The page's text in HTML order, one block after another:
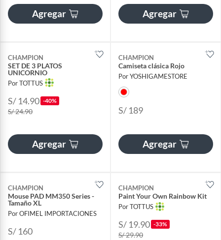
Agregar Agregar
CHAMPION
SET DE 3 PLATOS
UNICORNIO
Por TOTTUS
S/ 14.90 -40%
S/ 24.90
Agregar
CHAMPION
Camiseta clásica Rojo
Por YOSHIGAMESTORE
S/ 189
Agregar
CHAMPION
Mouse PAD MM350 Series -
Tamaño XL
Por OFIMEL IMPORTACIONES
S/ 160
CHAMPION
Paint Your Own Rainbow Kit
Por TOTTUS
S/ 19.90 -33%
S/ 29.90